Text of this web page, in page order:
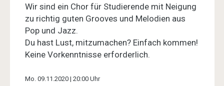
Wir sind ein Chor für Studierende mit Neigung
zu richtig guten Grooves und Melodien aus
Pop und Jazz.
Du hast Lust, mitzumachen? Einfach kommen!
Keine Vorkenntnisse erforderlich.
Mo. 09.11.2020 | 20:00 Uhr